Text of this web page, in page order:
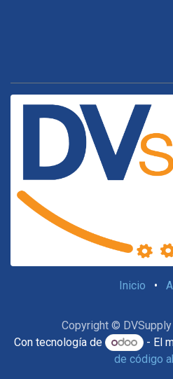
Inicio •
Copyright © DVSupply
Con tecnología de - El
de código